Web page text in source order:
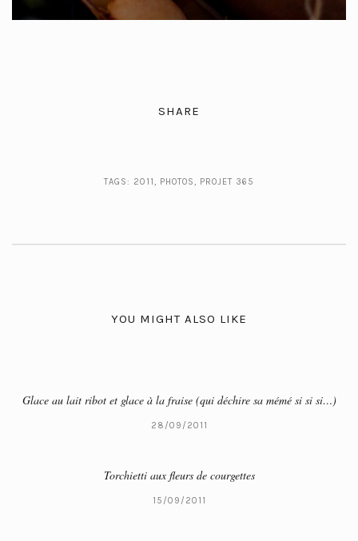
SHARE
TAGS: 2011 , PHOTOS, PROJET 365
YOU MIGHT ALSO LIKE
Glace au lait ribot et glace à la fraise (qui déchire sa mémé si si si…)
28/09/2011
Torchietti aux fleurs de courgettes
15/09/2011